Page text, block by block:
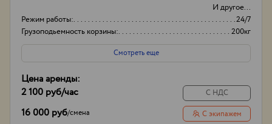
И другое...
Режим работы:
24/7
Грузоподьемность корзины:
200кг
Боковой вылет стрелы
6м
Смотреть еще
Цена аренды:
2 100 руб/час
16 000 руб/смена
С НДС
С экипажем